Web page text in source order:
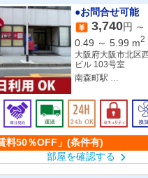
●お問合せ可能
3,740円 ～
0.49 ～ 5.99 m2
大阪府大阪市北区
ビル 103号室
南森町駅
料50％OFF」(条件有)
部屋を確認する